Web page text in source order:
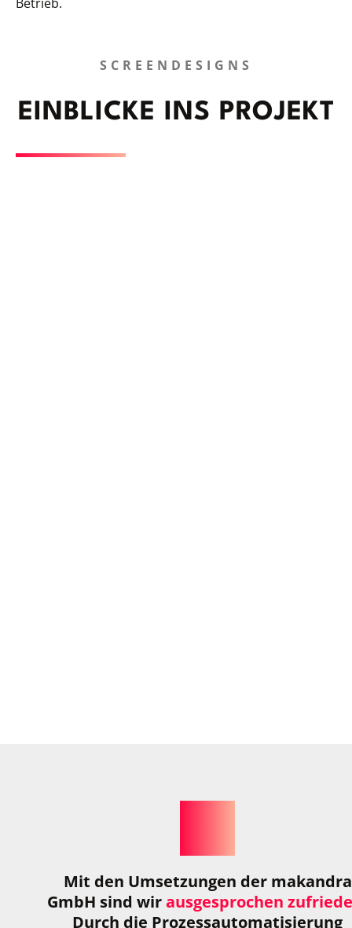
SCREENDESIGNS
EINBLICKE INS PROJEKT
Mit den Umset­zun­gen der makandra
GmbH sind wiraus­ge­spro­chen
Durch die Pro­zess­au­to­ma­ti­sie­rung